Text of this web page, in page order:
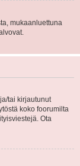
mukaanluettuna
tai kirjautunut
koko foorumilta
Ota